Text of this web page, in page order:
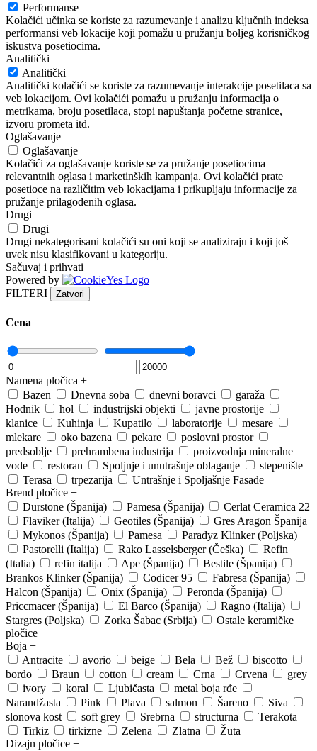
Performanse
Kolačići učinka se koriste za razumevanje i analizu ključnih indeksa
performansi veb lokacije koji pomažu u pružanju boljeg korisničkog
iskustva posetiocima.
Analitički
Analitički
Analitički kolačići se koriste za razumevanje interakcije posetilaca sa
veb lokacijom. Ovi kolačići pomažu u pružanju informacija o
metrikama, broju posetilaca, stopi napuštanja početne stranice,
izvoru prometa itd.
Oglašavanje
Oglašavanje
Kolačići za oglašavanje koriste se za pružanje posetiocima
relevantnih oglasa i marketinških kampanja. Ovi kolačići prate
posetioce na različitim veb lokacijama i prikupljaju informacije za
pružanje prilagođenih oglasa.
Drugi
Drugi
Drugi nekategorisani kolačići su oni koji se analiziraju i koji još
uvek nisu klasifikovani u kategoriju.
Sačuvaj i prihvati
Powered by
FILTERI
Zatvori
Cena
Namena pločica +
Bazen
Dnevna soba dnevni boravci
garaža
Hodnik
hol industrijski objekti
javne prostorije
klanice
Kuhinja Kupatilo laboratorije
mesare
mlekare
oko bazena pekare
poslovni prostor
predsoblje
prehrambena industrija
proizvodnja mineralne
vode
restoran Spoljnje i unutrašnje oblaganje
stepenište
Terasa
trpezarija
Untrašnje i Spoljašnje Fasade
Brend pločice +
Durstone (Španija)
Pamesa (Španija)
Cerlat Ceramica 22
Flaviker (Italija)
Geotiles (Španija)
Gres Aragon Španija
Mykonos (Španija)
Pamesa
Paradyz Klinker (Poljska)
Pastorelli (Italija)
Rako Lasselsberger (Češka)
Refin
(Italia)
refin italija Ape (Španija)
Bestile (Španija)
Brankos Klinker (Španija)
Codicer 95
Fabresa (Španija)
Halcon (Španija)
Onix (Španija)
Peronda (Španija)
Priccmacer (Španija)
El Barco (Španija)
Ragno (Italija)
Stargres (Poljska)
Zorka Šabac (Srbija)
Ostale keramičke
pločice
Boja +
Antracite
avorio beige Bela Bež
biscotto
bordo
Braun cotton cream Crna Crvena
grey
ivory
koral Ljubičasta
metal boja rđe
Narandžasta
Pink Plava salmon Šareno
Siva
slonova kost
soft grey Srebrna structurna
Terakota
Tirkiz
tirkizne Zelena Zlatna
Žuta
Dizajn pločice +